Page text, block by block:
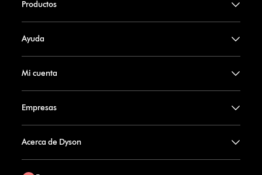
Productos
Ayuda
Mi cuenta
Empresas
Acerca de Dyson